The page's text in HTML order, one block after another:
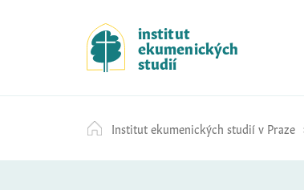
k
i
p
t
c
o
institut
ekumenických
studií
Institut ekumenických studií v Praze